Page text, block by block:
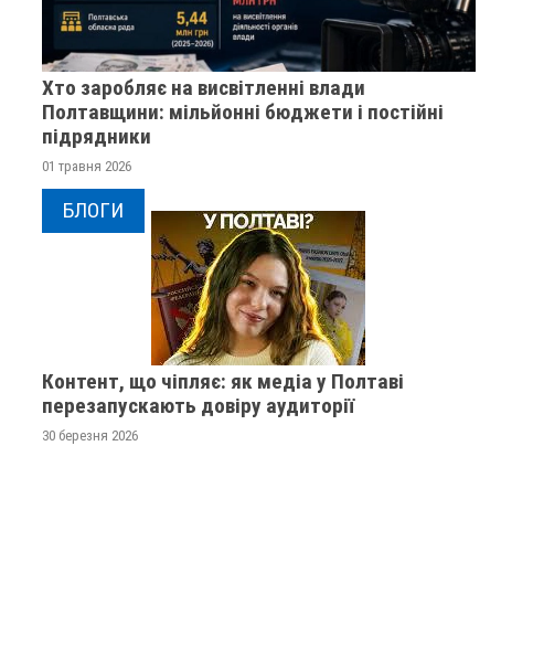
Хто заробляє на висвітленні влади
Полтавщини: мільйонні бюджети і постійні
підрядники
01 травня 2026
БЛОГИ
Контент, що чіпляє: як медіа у Полтаві
перезапускають довіру аудиторії
30 березня 2026